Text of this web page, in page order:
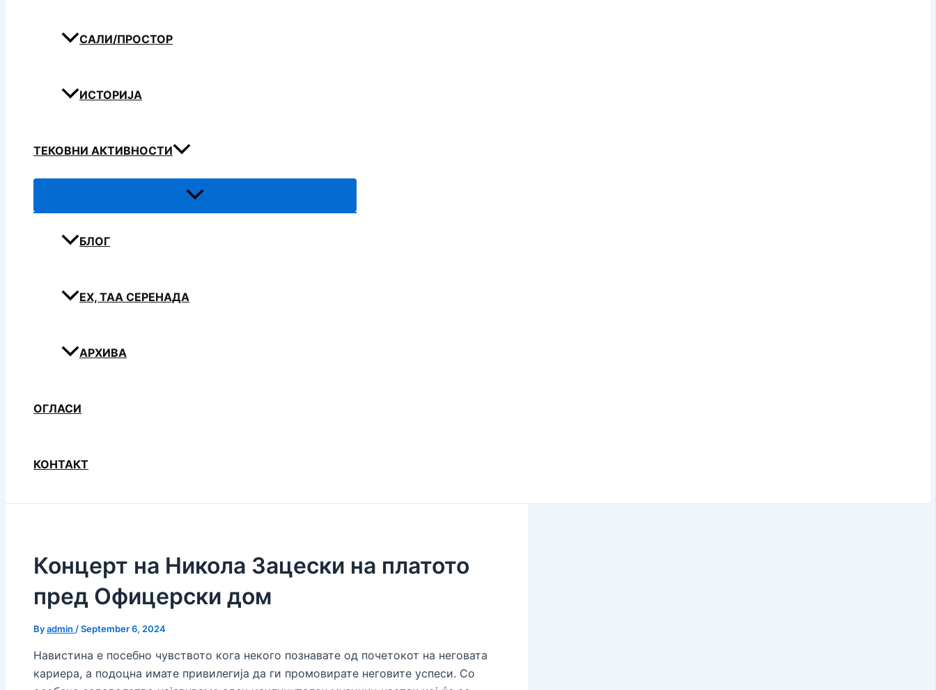
САЛИ/ПРОСТОР
ИСТОРИЈА
ТЕКОВНИ АКТИВНОСТИ
БЛОГ
ЕХ, ТАА СЕРЕНАДА
АРХИВА
ОГЛАСИ
КОНТАКТ
Концерт на Никола Зацески на платото
пред Офицерски дом
Byadmin /September 6, 2024
Навистина е посебно чувството кога некого познавате од почетокот на неговата
кариера, а подоцна имате привилегија да ги промовирате неговите успеси. Со